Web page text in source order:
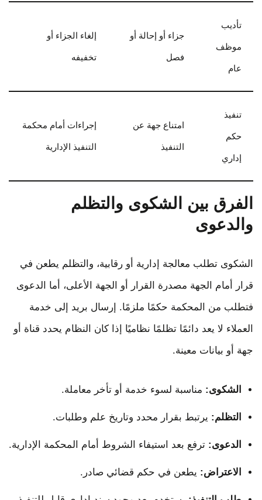
تأديب
موظف
عام
جزاء أو إحالة أو
فصل
إلغاء الجزاء أو
تخفيفه
تنفيذ
حكم
إداري
امتناع جهة عن
التنفيذ
إجراءات أمام محكمة
التنفيذ الإدارية
الفرق بين الشكوى والتظلم
والدعوى
الشكوى تطلب معالجة إدارية أو رقابية، والتظلم يطعن في
قرار أمام الجهة مصدرة القرار أو الجهة الأعلى، أما الدعوى
فتطلب من المحكمة حكمًا ملزمًا. إرسال بريد إلى خدمة
العملاء لا يعد دائمًا تظلمًا نظاميًا إذا كان النظام يحدد قناة أو
جهة أو بيانات معينة.
الشكوى: مناسبة لسوء خدمة أو تأخر معاملة.
التظلم: يرتبط بقرار محدد وتاريخ علم وطلبات.
الدعوى: ترفع بعد استيفاء الشروط أمام المحكمة الإدارية.
الاعتراض: يطعن في حكم قضائي صادر.